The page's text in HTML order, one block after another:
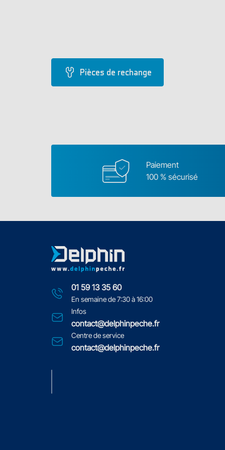
Pièces de rechange
Paiement
100 % sécurisé
01 59 13 35 60
En semaine de 7:30 à 16:00
Infos
contact@delphinpeche.fr
Centre de service
contact@delphinpeche.fr